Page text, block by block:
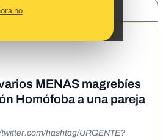
no
MENAS magrebíes
Homófoba a una pareja
hashtag/URGENTE?